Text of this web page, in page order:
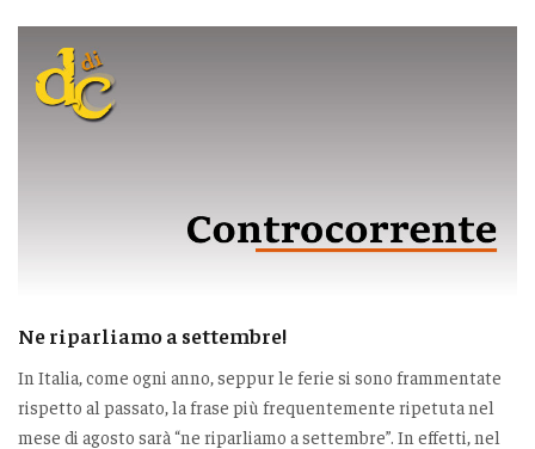
Ne riparliamo a settembre!
In Italia, come ogni anno, seppur le ferie si sono frammentate
rispetto al passato, la frase più frequentemente ripetuta nel
mese di agosto sarà “ne riparliamo a settembre”. In effetti, nel